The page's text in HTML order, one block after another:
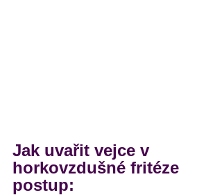
Jak uvařit vejce v
horkovzdušné fritéze
postup: